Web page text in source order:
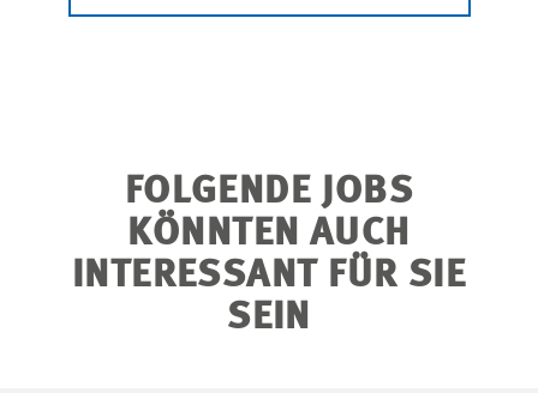
FOLGENDE JOBS
KÖNNTEN AUCH
INTERESSANT FÜR SIE
SEIN